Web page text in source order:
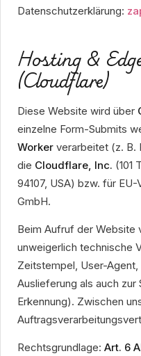
Datenschutzerklärung:
Hosting &
(Cloudflare)
Diese Website wird über
einzelne Form-Submits
Worker verarbeitet (z. B.
die Cloudflare, Inc. (101
94107, USA) bzw. für
GmbH.
Beim Aufruf der Website
unweigerlich technische
Zeitstempel, User-
Auslieferung als auch
Erkennung). Zwischen
Rechtsgrundlage: Art. 6